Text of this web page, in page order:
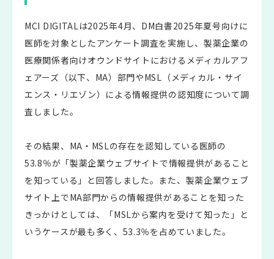
MCI DIGITALは2025年4月、DM白書2025年夏号向けに
医師を対象としたアンケート調査を実施し、製薬企業の
医療関係者向けオウンドサイトにおけるメディカルアフ
ェアーズ（以下、MA）部門やMSL（メディカル・サイ
エンス・リエゾン）による情報提供の認知度について調
査しました。
その結果、MA・MSLの存在を認知している医師の
53.8％が「製薬企業ウェブサイトで情報提供があること
を知っている」と回答しました。また、製薬企業ウェブ
サイト上でMA部門からの情報提供があることを知った
きっかけとしては、「MSLから案内を受けて知った」と
いうケースが最も多く、53.3％を占めていました。